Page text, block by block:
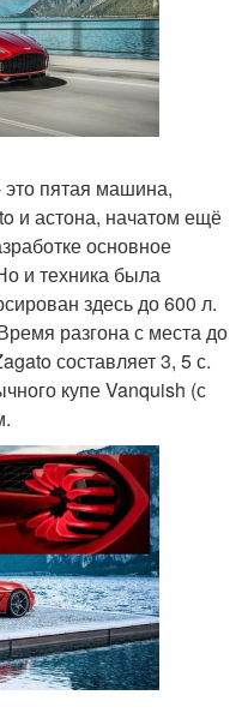
это пятая машина,
и астона, начатом ещё
основное
и техника была
здесь до 600 л.
разгона с места до
составляет 3, 5 с.
купе Vanquish (с